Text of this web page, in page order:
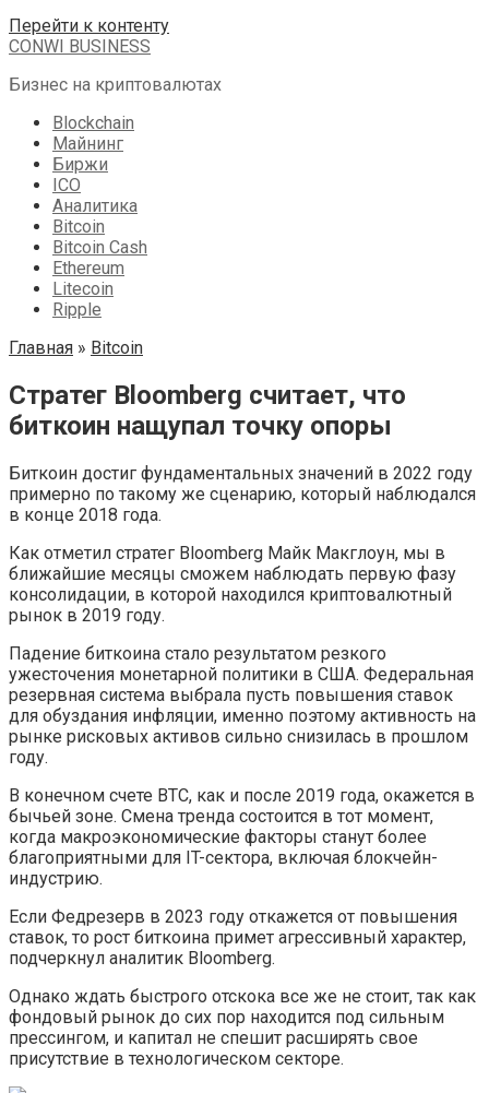
Перейти к контенту
CONWI BUSINESS
Бизнес на криптовалютах
Blockchain
Майнинг
Биржи
ICO
Аналитика
Bitcoin
Bitcoin Cash
Ethereum
Litecoin
Ripple
Главная » Bitcoin
Стратег Bloomberg считает, что
биткоин нащупал точку опоры
Биткоин достиг фундаментальных значений в 2022 году
примерно по такому же сценарию, который наблюдался
в конце 2018 года.
Как отметил стратег Bloomberg Майк Макглоун, мы в
ближайшие месяцы сможем наблюдать первую фазу
консолидации, в которой находился криптовалютный
рынок в 2019 году.
Падение биткоина стало результатом резкого
ужесточения монетарной политики в США. Федеральная
резервная система выбрала пусть повышения ставок
для обуздания инфляции, именно поэтому активность на
рынке рисковых активов сильно снизилась в прошлом
году.
В конечном счете BTC, как и после 2019 года, окажется в
бычьей зоне. Смена тренда состоится в тот момент,
когда макроэкономические факторы станут более
благоприятными для IT-сектора, включая блокчейн-
индустрию.
Если Федрезерв в 2023 году откажется от повышения
ставок, то рост биткоина примет агрессивный характер,
подчеркнул аналитик Bloomberg.
Однако ждать быстрого отскока все же не стоит, так как
фондовый рынок до сих пор находится под сильным
прессингом, и капитал не спешит расширять свое
присутствие в технологическом секторе.